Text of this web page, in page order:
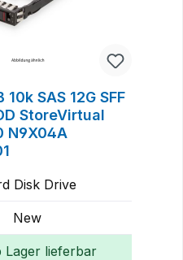
10k SAS 12G SFF
StoreVirtual
N9X04A
Disk Drive
New
Lager lieferbar